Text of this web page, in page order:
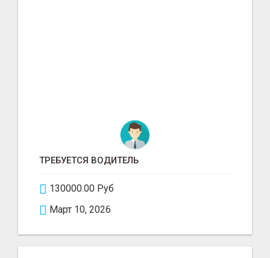
ТРЕБУЕТСЯ ВОДИТЕЛЬ
130000.00 Руб
Март 10, 2026